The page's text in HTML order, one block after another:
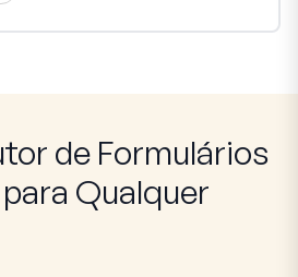
de Formulários
Qualquer